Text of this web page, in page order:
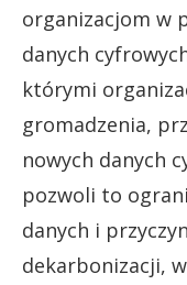
organizacjom w
danych
którymi
gromadzenia,
nowych danych
pozwoli to
danych i
dekarbonizacji,